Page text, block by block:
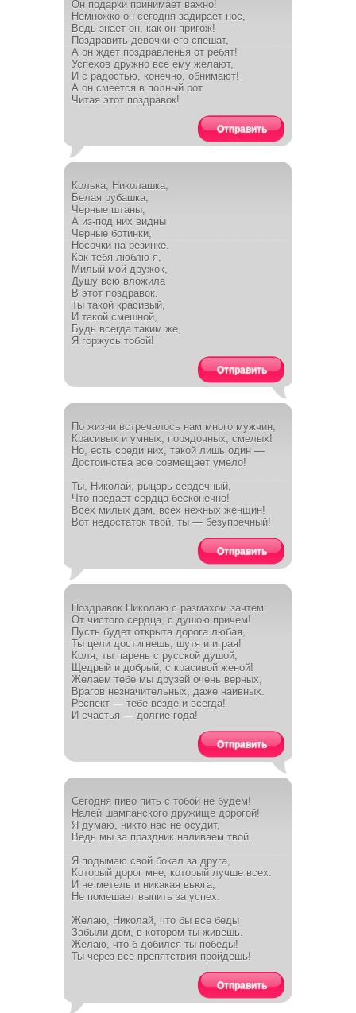
Он подарки принимает важно!
Немножко он сегодня задирает нос,
Ведь знает он, как он пригож!
Поздравить девочки его спешат,
А он ждет поздравленья от ребят!
Успехов дружно все ему желают,
И с радостью, конечно, обнимают!
А он смеется в полный рот
Читая этот поздравок!
Отправить
Колька, Николашка,
Белая рубашка,
Черные штаны,
А из-под них видны
Черные ботинки,
Носочки на резинке.
Как тебя люблю я,
Милый мой дружок,
Душу всю вложила
В этот поздравок.
Ты такой красивый,
И такой смешной,
Будь всегда таким же,
Я горжусь тобой!
Отправить
По жизни встречалось нам много мужчин,
Красивых и умных, порядочных, смелых!
Но, есть среди них, такой лишь один —
Достоинства все совмещает умело!
Ты, Николай, рыцарь сердечный,
Что поедает сердца бесконечно!
Всех милых дам, всех нежных женщин!
Вот недостаток твой, ты — безупречный!
Отправить
Поздравок Николаю с размахом зачтем:
От чистого сердца, с душою причем!
Пусть будет открыта дорога любая,
Ты цели достигнешь, шутя и играя!
Коля, ты парень с русской душой,
Щедрый и добрый, с красивой женой!
Желаем тебе мы друзей очень верных,
Врагов незначительных, даже наивных.
Респект — тебе везде и всегда!
И счастья — долгие года!
Отправить
Сегодня пиво пить с тобой не будем!
Налей шампанского дружище дорогой!
Я думаю, никто нас не осудит,
Ведь мы за праздник наливаем твой.
Я подымаю свой бокал за друга,
Который дорог мне, который лучше всех.
И не метель и никакая вьюга,
Не помешает выпить за успех.
Желаю, Николай, что бы все беды
Забыли дом, в котором ты живешь.
Желаю, что б добился ты победы!
Ты через все препятствия пройдешь!
Отправить